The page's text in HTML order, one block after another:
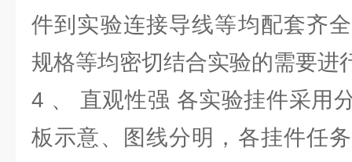
件到实验连接导线等均配套齐
规格等均密切结合实验的需要进
4 、 直观性强 各实验挂件采用
板示意、图线分明，各挂件任